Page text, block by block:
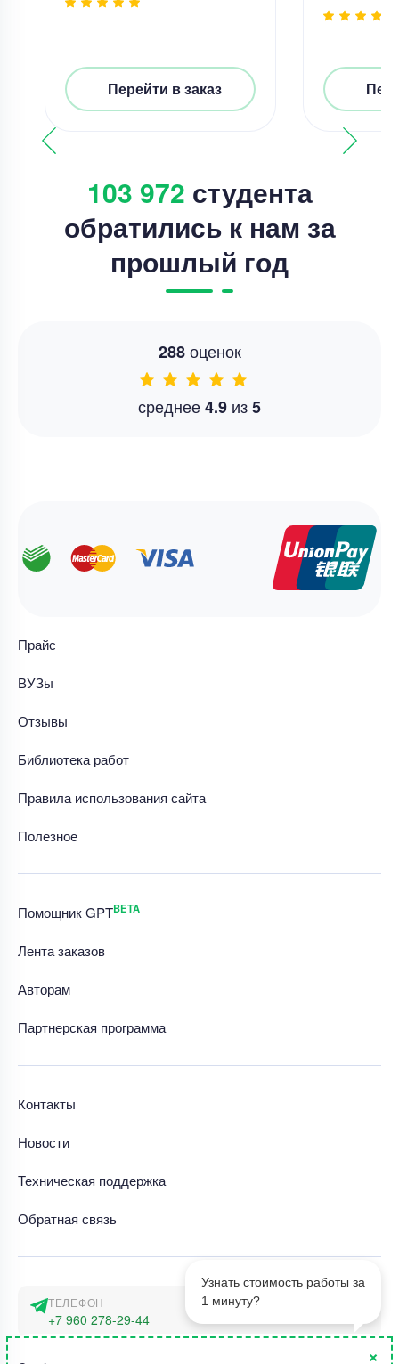
Перейти в заказ
103 972 студента
обратились к нам за
прошлый год
288оценок
среднее4.9 из5
1
Узнать стоимость работы за
1 минуту?
Прайс
ВУЗы
Отзывы
Библиотека работ
Правила использования сайта
Полезное
Помощник GPTBETA
Лента заказов
Авторам
Партнерская программа
Контакты
Новости
Техническая поддержка
Обратная связь
ТЕЛЕФОН
+7 960 278-29-44
×